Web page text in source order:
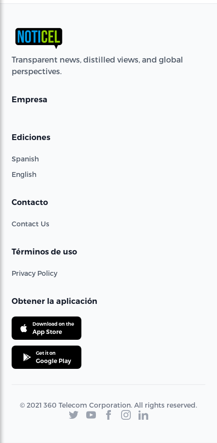
Transparent news, distilled views, and global
perspectives.
Empresa
Ediciones
Spanish
English
Contacto
Contact Us
Términos de uso
Privacy Policy
Obtener la aplicación
Download on the
App Store
Get it on
Google Play
© 2021 360 Telecom Corporation. All rights reserved.